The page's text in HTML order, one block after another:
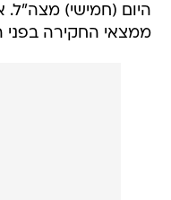
היום (חמישי) מצה"ל.
ממצאי החקירה בפני